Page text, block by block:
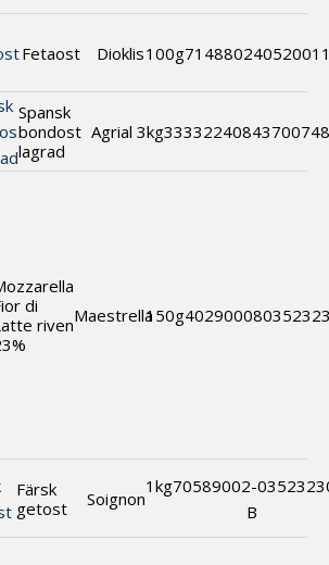
Fetaost Dioklis100g71488024
Spansk
bondost
lagrad
Agrial 3kg3333224
di
rivenMaestrella150g40290008
Färsk
getost
Soignon
1kg70589002-
B